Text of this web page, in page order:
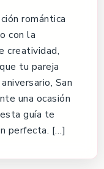
romántica
con la
creatividad,
tu pareja
San
una ocasión
guía te
perfecta. […]